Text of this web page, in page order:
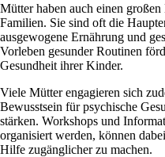
Mütter haben auch einen
Familien. Sie sind oft die
ausgewogene Ernährung und
Vorleben gesunder Routinen
Gesundheit ihrer Kinder.
Viele Mütter engagieren sich
Bewusstsein für psychische
stärken. Workshops und
organisiert werden, können
Hilfe zugänglicher zu machen.